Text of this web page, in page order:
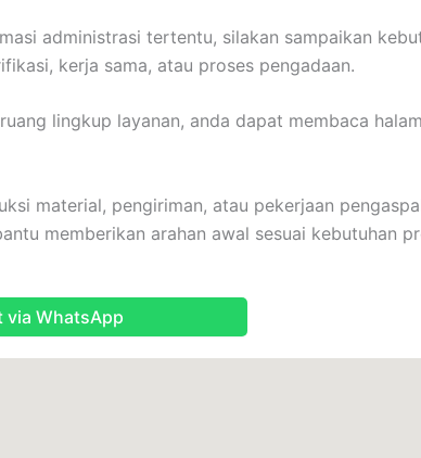
administrasi tertentu, silakan sampaikan
kerja sama, atau proses pengadaan.
lingkup layanan, anda dapat membaca
material, pengiriman, atau pekerjaan
memberikan arahan awal sesuai kebutuhan
via WhatsApp